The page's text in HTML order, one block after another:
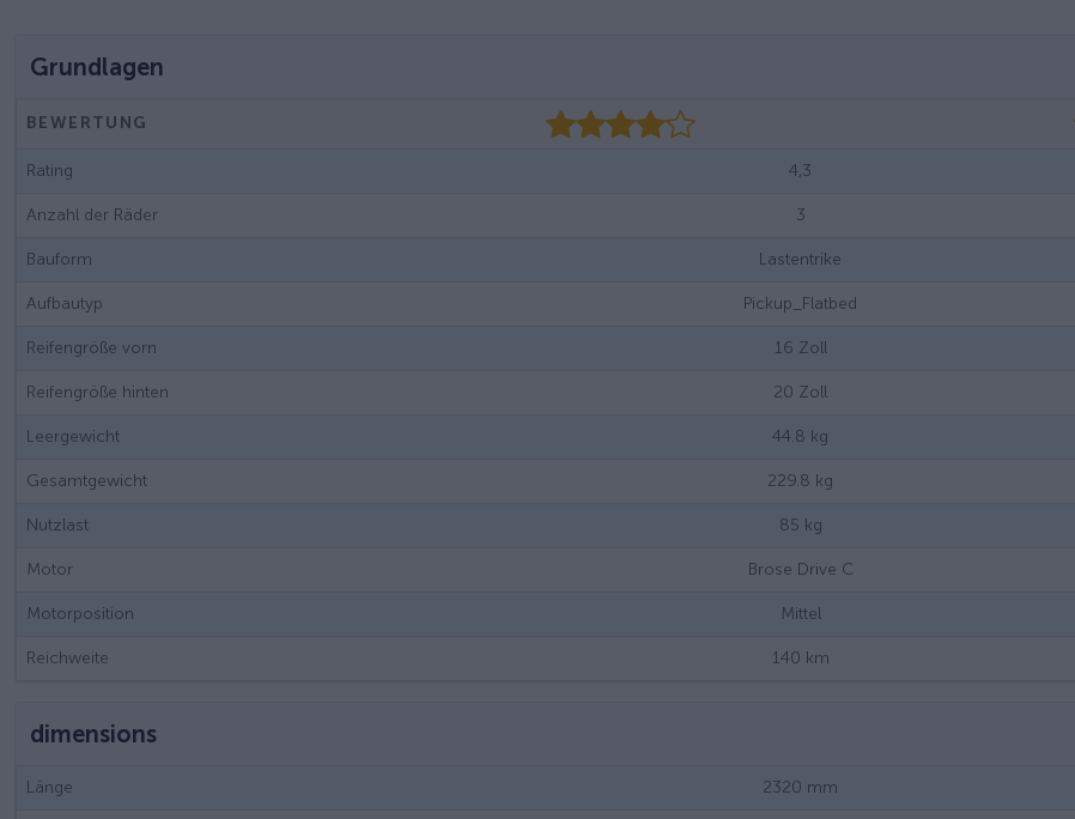
Grundlagen
BEWERTUNG
Rating 4,3
Anzahl der Räder 3
Bauform Lastentrike
Aufbautyp Pickup_Flatbed
Reifengröße vorn 16 Zoll
Reifengröße hinten 20 Zoll
Leergewicht 44.8 kg
Gesamtgewicht 229.8 kg
Nutzlast 85 kg
Motor Brose Drive C
Motorposition Mittel
Reichweite 140 km
dimensions
Länge 2320 mm